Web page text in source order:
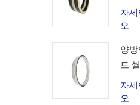
자
오
양
트 씰
자
오